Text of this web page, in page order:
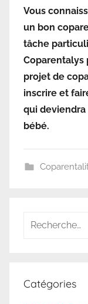
Vous
un bon
tâche
Coparentalys
projet de
inscrire et
qui
bébé.
Recherche
Catégories